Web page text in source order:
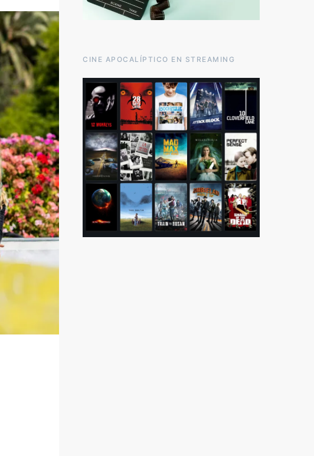
CINE APOCALÍPTICO EN STREAMING